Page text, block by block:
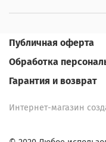
Публичная оферта
Обработка
Гарантия и возврат
Интернет-магазин